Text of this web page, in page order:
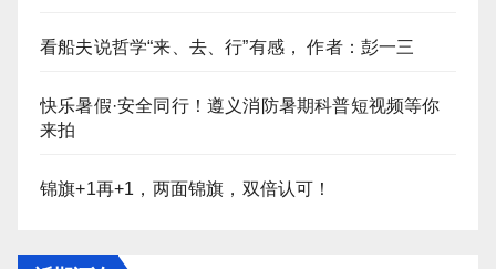
看船夫说哲学“来、去、行”有感， 作者：彭一三
快乐暑假·安全同行！遵义消防暑期科普短视频等你
来拍
锦旗+1再+1，两面锦旗，双倍认可！